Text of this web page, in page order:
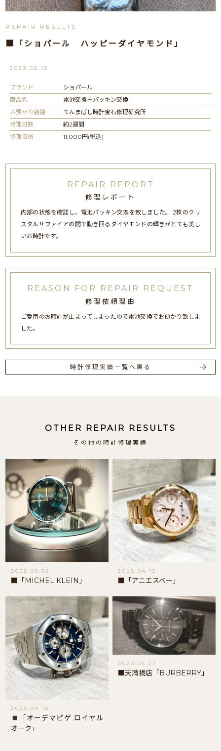
REPAIR RESULTS
■「ショパール ハッピーダイヤモンド」
2023.02.12
ブランド
ショパール
商品名
電池交換＋パッキン交換
お預かり店舗
てんまばし時計宝石修理研究所
修理日数
約2週間
修理価格
11,000円(税込)
REPAIR REPORT
修理レポート
内部の状態を確認し、電池パッキン交換を致しました。 2枚のクリ
スタルサファイアの間で動き回るダイヤモンドの輝きがとても美し
いお時計です。
REASON FOR REPAIR REQUEST
修理依頼理由
ご愛用のお時計が止まってしまったので電池交換でお預かり致しま
した。
時計修理実績一覧へ戻る
OTHER REPAIR RESULTS
その他の時計修理実績
2025.05.02
■「MICHEL KLEIN」
2025.04.15
■「アニエスベー」
2025.04.15
「オーデマピゲ ロイヤル
オーク」
2023.05.27
■天満橋店「BURBERRY」